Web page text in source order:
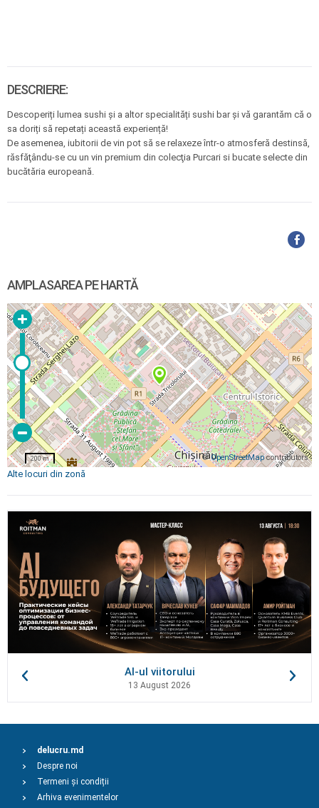
DESCRIERE:
Descoperiți lumea sushi și a altor specialități sushi bar și vă garantăm că o
sa doriți să repetați această experiență!
De asemenea, iubitorii de vin pot să se relaxeze într-o atmosferă destinsă,
răsfăţându-se cu un vin premium din colecţia Purcari si bucate selecte din
bucătăria europeană.
AMPLASAREA PE HARTĂ
©OpenStreetMapcontributors
200 m
Alte locuri din zonă
AI-ul viitorului
13 August 2026
delucru.md
Despre noi
Termeni și condiții
Arhiva evenimentelor